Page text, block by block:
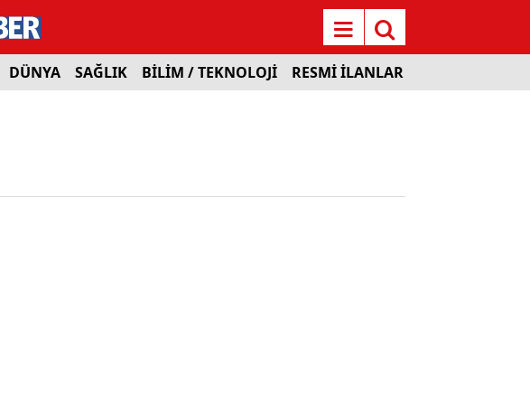
DÜNYA SAĞLIK BİLİM / TEKNOLOJİ RESMİ İLANLAR